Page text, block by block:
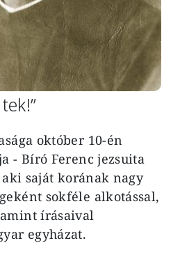
október 10-én
- Bíró Ferenc jezsuita
saját korának nagy
sokféle alkotással,
írásaival
egyházat.